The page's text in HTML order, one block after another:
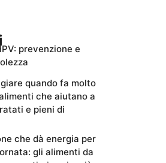
prevenzione e
quando fa molto
che aiutano a
e pieni di
che dà energia per
gli alimenti da